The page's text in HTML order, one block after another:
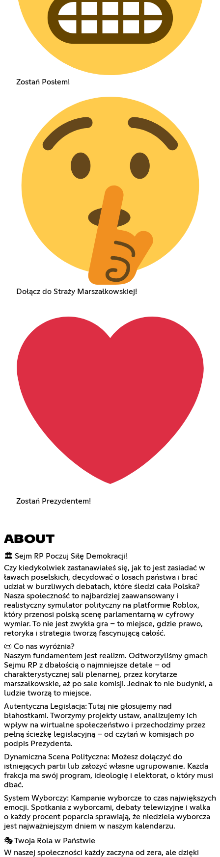
Zostań Posłem!
Dołącz do Straży Marszałkowskiej!
Zostań Prezydentem!
ABOUT
🏛️ Sejm RP Poczuj Siłę Demokracji!
Czy kiedykolwiek zastanawiałeś się, jak to jest zasiadać w
ławach poselskich, decydować o losach państwa i brać
udział w burzliwych debatach, które śledzi cała Polska?
Nasza społeczność to najbardziej zaawansowany i
realistyczny symulator polityczny na platformie Roblox,
który przenosi polską scenę parlamentarną w cyfrowy
wymiar. To nie jest zwykła gra – to miejsce, gdzie prawo,
retoryka i strategia tworzą fascynującą całość.
📜 Co nas wyróżnia?
Naszym fundamentem jest realizm. Odtworzyliśmy gmach
Sejmu RP z dbałością o najmniejsze detale – od
charakterystycznej sali plenarnej, przez korytarze
marszałkowskie, aż po sale komisji. Jednak to nie budynki, a
ludzie tworzą to miejsce.
Autentyczna Legislacja: Tutaj nie głosujemy nad
błahostkami. Tworzymy projekty ustaw, analizujemy ich
wpływ na wirtualne społeczeństwo i przechodzimy przez
pełną ścieżkę legislacyjną – od czytań w komisjach po
podpis Prezydenta.
Dynamiczna Scena Polityczna: Możesz dołączyć do
istniejących partii lub założyć własne ugrupowanie. Każda
frakcja ma swój program, ideologię i elektorat, o który musi
dbać.
System Wyborczy: Kampanie wyborcze to czas największych
emocji. Spotkania z wyborcami, debaty telewizyjne i walka
o każdy procent poparcia sprawiają, że niedziela wyborcza
jest najważniejszym dniem w naszym kalendarzu.
🎭 Twoja Rola w Państwie
W naszej społeczności każdy zaczyna od zera, ale dzięki